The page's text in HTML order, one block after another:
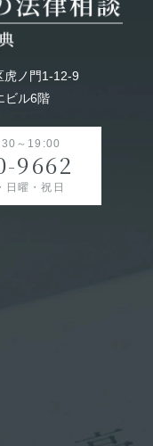
虎ノ門1-12-9
ビル6階
～19:00
9662
日曜・祝日